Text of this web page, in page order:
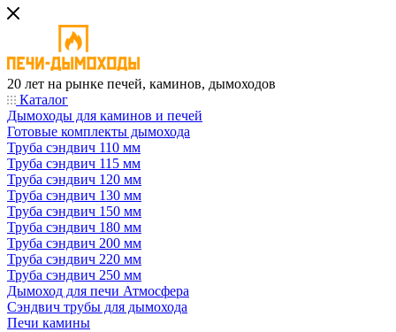
20 лет на рынке печей, каминов, дымоходов
Каталог
Дымоходы для каминов и печей
Готовые комплекты дымохода
Труба сэндвич 110 мм
Труба сэндвич 115 мм
Труба сэндвич 120 мм
Труба сэндвич 130 мм
Труба сэндвич 150 мм
Труба сэндвич 180 мм
Труба сэндвич 200 мм
Труба сэндвич 220 мм
Труба сэндвич 250 мм
Дымоход для печи Атмосфера
Сэндвич трубы для дымохода
Печи камины